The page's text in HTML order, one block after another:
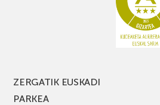
ZERGATIK EUSKADI
PARKEA